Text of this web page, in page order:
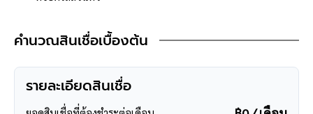
- ใกล้ห้างสรรพสินค้าเซ็นทรัลเฟสติวัล อีสต์วิลล์ ,เดอะวอร์ค เกษตร
เซ็นทรัล รามอินทรา ,คริสตัล พาร์ค ,ตลาดหัวมุม
- ใกล้โรงเรียนสตรีวิทยา2 ,มหาวิทยาลัยเกษตรศาสตร์ บางเขน
,มหาวิทยาลัยศรีปทุม
- ใกล้ธนาคารทุกธนาคาร
คำนวณสินเชื่อเบื้องต้น
รายละเอียดสินเชื่อ